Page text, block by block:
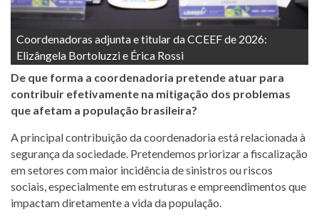
Coordenadoras adjunta e titular da CCEEF de 2026:
Elizângela Bortoluzzi e Érica Rossi
De que forma a coordenadoria pretende atuar para
contribuir efetivamente na mitigação dos problemas
que afetam a população brasileira?
A principal contribuição da coordenadoria está relacionada à
segurança da sociedade. Pretendemos priorizar a fiscalização
em setores com maior incidência de sinistros ou riscos
sociais, especialmente em estruturas e empreendimentos que
impactam diretamente a vida da população.